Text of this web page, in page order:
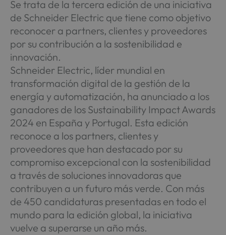
Se trata de la tercera edición de una iniciativa
de Schneider Electric que tiene como objetivo
reconocer a partners, clientes y proveedores
por su contribución a la sostenibilidad e
innovación.
Schneider Electric, líder mundial en
transformación digital de la gestión de la
energía y automatización, ha anunciado a los
ganadores de los Sustainability Impact Awards
2024 en España y Portugal. Esta edición
reconoce a los partners, clientes y
proveedores que han destacado por su
compromiso excepcional con la sostenibilidad
a través de soluciones innovadoras que
contribuyen a un futuro más verde. Con más
de 450 candidaturas presentadas en todo el
mundo para la edición global, la iniciativa
vuelve a superarse un año más.